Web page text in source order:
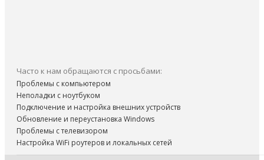
Часто к нам обращаются с просьбами:
Проблемы с компьютером
Неполадки с ноутбуком
Подключение и настройка внешних устройств
Обновление и переустановка Windows
Проблемы с телевизором
Настройка WiFi роутеров и локальных сетей